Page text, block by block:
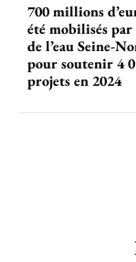
700 millions
été mobilisés par
de l’eau Seine-
pour soutenir 4
projets en 2024